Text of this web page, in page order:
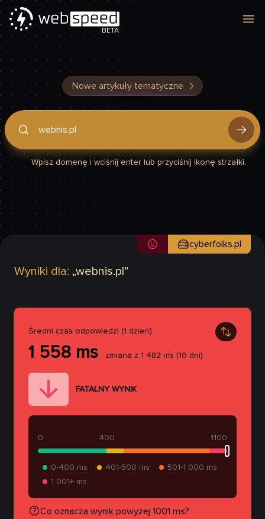
BETA
Nowe artykuły tematyczne
Podaj domenę, by sprawdzić, czy Twoja strona jest szybka
Wpisz domenę i wciśnij enter lub przyciśnij ikonę strzałki.
Wyniki dla: „webnis.pl ”
cyberfolks.pl
Średni czas odpowiedzi (1 dzień)
1 558 ms zmiana z 1 482 ms (10 dni)
FATALNY WYNIK
400
0 1100
0-400 ms 401-500 ms
501-1 000 ms
1 001+ ms
Co oznacza wynik powyżej 1001 ms?